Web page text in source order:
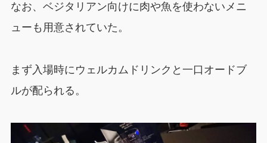
なお、ベジタリアン向けに肉や魚を使わないメニ
ューも用意されていた。
まず入場時にウェルカムドリンクと一口オードブ
ルが配られる。